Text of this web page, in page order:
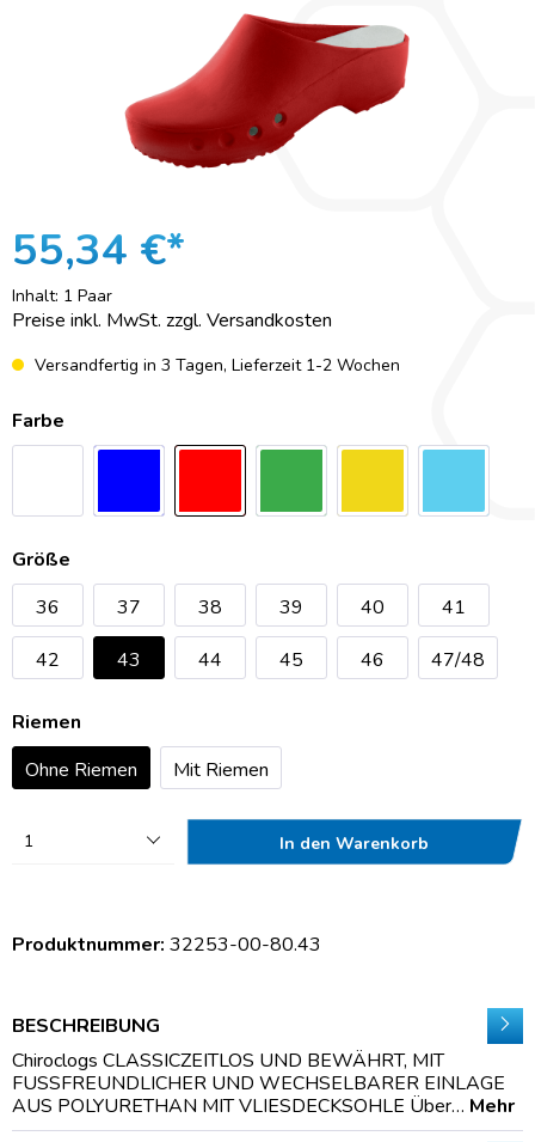
55,34 €*
Inhalt: 1 Paar
Preise inkl. MwSt. zzgl. Versandkosten
Versandfertig in 3 Tagen, Lieferzeit 1-2 Wochen
Farbe
Größe
36
37 38 39 40
41
42
43 44 45 46 47/48
Riemen
Ohne Riemen
Mit Riemen
1 In den Warenkorb
Produktnummer: 32253-00-80.43
BESCHREIBUNG
Chiroclogs CLASSICZEITLOS UND BEWÄHRT, MIT
FUSSFREUNDLICHER UND WECHSELBARER EINLAGE
AUS POLYURETHAN MIT VLIESDECKSOHLE Über… Mehr